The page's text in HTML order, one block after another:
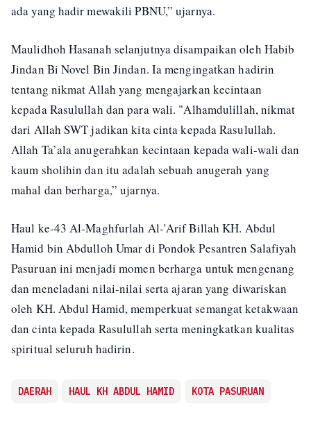
ada yang hadir mewakili PBNU,” ujarnya.
Maulidhoh Hasanah selanjutnya disampaikan oleh Habib
Jindan Bi Novel Bin Jindan. Ia mengingatkan hadirin
tentang nikmat Allah yang mengajarkan kecintaan
kepada Rasulullah dan para wali. "Alhamdulillah, nikmat
dari Allah SWT jadikan kita cinta kepada Rasulullah.
Allah Ta’ala anugerahkan kecintaan kepada wali-wali dan
kaum sholihin dan itu adalah sebuah anugerah yang
mahal dan berharga,” ujarnya.
Haul ke-43 Al-Maghfurlah Al-'Arif Billah KH. Abdul
Hamid bin Abdulloh Umar di Pondok Pesantren Salafiyah
Pasuruan ini menjadi momen berharga untuk mengenang
dan meneladani nilai-nilai serta ajaran yang diwariskan
oleh KH. Abdul Hamid, memperkuat semangat ketakwaan
dan cinta kepada Rasulullah serta meningkatkan kualitas
spiritual seluruh hadirin.
DAERAH HAUL KH ABDUL HAMID KOTA PASURUAN